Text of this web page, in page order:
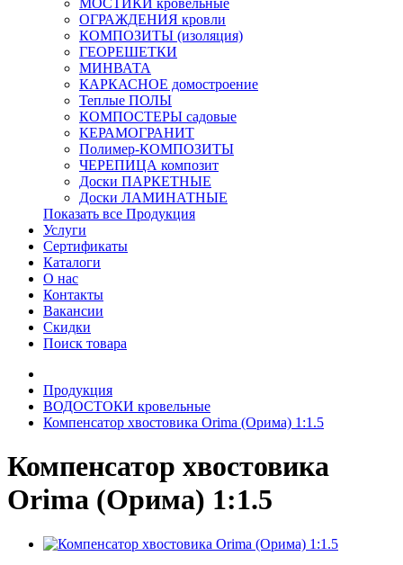
МОСТИКИ кровельные
ОГРАЖДЕНИЯ кровли
КОМПОЗИТЫ (изоляция)
ГЕОРЕШЕТКИ
МИНВАТА
КАРКАСНОЕ домостроение
Теплые ПОЛЫ
КОМПОСТЕРЫ садовые
КЕРАМОГРАНИТ
Полимер-КОМПОЗИТЫ
ЧЕРЕПИЦА композит
Доски ПАРКЕТНЫЕ
Доски ЛАМИНАТНЫЕ
Показать все Продукция
Услуги
Сертификаты
Каталоги
О нас
Контакты
Вакансии
Скидки
Поиск товара
Продукция
ВОДОСТОКИ кровельные
Компенсатор хвостовика Orima (Орима) 1:1.5
Компенсатор хвостовика
Orima (Орима) 1:1.5